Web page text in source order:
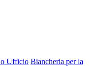
Ufficio Biancheria per la